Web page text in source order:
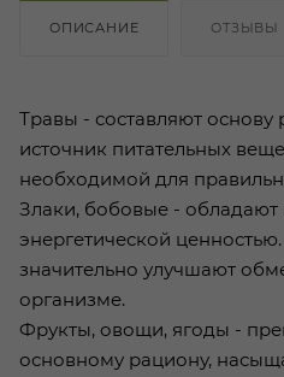
ОПИСАНИЕ ОТЗЫВЫ
Травы - составляют
источник питательных
необходимой для
Злаки, бобовые - обладают
энергетической
значительно улучшают
организме.
Фрукты, овощи, ягоды -
основному рациону,